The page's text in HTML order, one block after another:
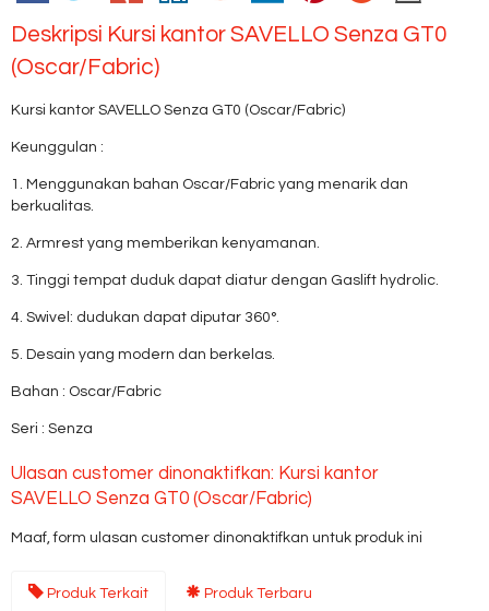
Deskripsi Kursi kantor SAVELLO Senza GT0
(Oscar/Fabric)
Kursi kantor SAVELLO Senza GT0 (Oscar/Fabric)
Keunggulan :
1. Menggunakan bahan Oscar/Fabric yang menarik dan
berkualitas.
2. Armrest yang memberikan kenyamanan.
3. Tinggi tempat duduk dapat diatur dengan Gaslift hydrolic.
4. Swivel: dudukan dapat diputar 360°.
5. Desain yang modern dan berkelas.
Bahan : Oscar/Fabric
Seri : Senza
Ulasan customer dinonaktifkan: Kursi kantor
SAVELLO Senza GT0 (Oscar/Fabric)
Maaf, form ulasan customer dinonaktifkan untuk produk ini
Produk Terkait Produk Terbaru